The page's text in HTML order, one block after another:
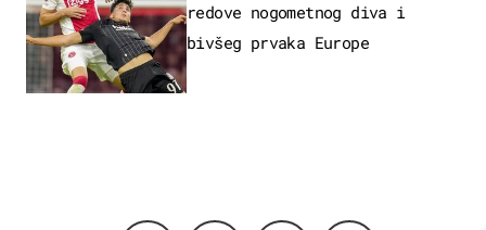
redove nogometnog diva i
bivšeg prvaka Europe